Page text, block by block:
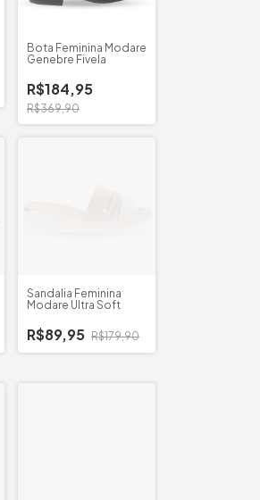
Bota Feminina Modare
Genebre Fivela
R$184,95
R$369,90
Sandalia Feminina
Modare Ultra Soft
R$89,95 R$179,90